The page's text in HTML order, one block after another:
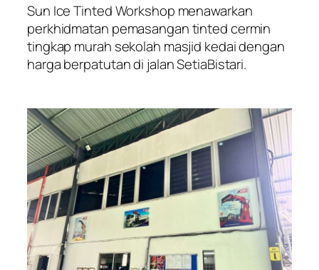
Sun Ice Tinted Workshop menawarkan
perkhidmatan pemasangan tinted cermin
tingkap murah sekolah masjid kedai dengan
harga berpatutan di jalan SetiaBistari.